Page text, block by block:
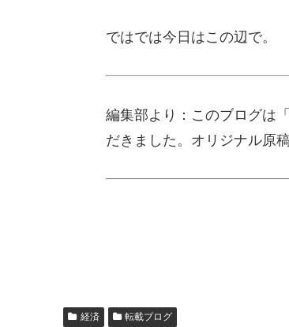
ではでは今日はこの辺で。
編集部より：このブログは
だきました。オリジナル原
経済 転載ブログ